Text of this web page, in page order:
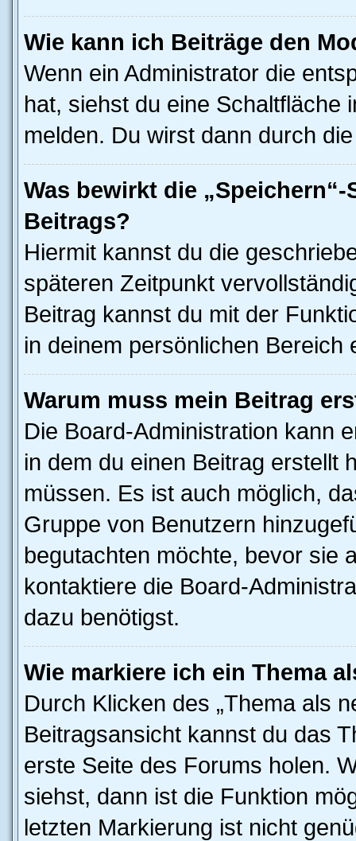
Wie kann ich Beiträge den
Wenn ein Administrator die
hat, siehst du eine Schaltfläche
melden. Du wirst dann durch
Was bewirkt die
Beitrags?
Hiermit kannst du die
späteren Zeitpunkt
Beitrag kannst du mit der
in deinem persönlichen Bereich
Warum muss mein Beitrag
Die Board-Administration kann
in dem du einen Beitrag erstellt
müssen. Es ist auch möglich,
Gruppe von Benutzern
begutachten möchte, bevor sie
kontaktiere die Board-
dazu benötigst.
Wie markiere ich ein Thema
Durch Klicken des „Thema als
Beitragsansicht kannst du das
erste Seite des Forums holen.
siehst, dann ist die Funktion
letzten Markierung ist nicht